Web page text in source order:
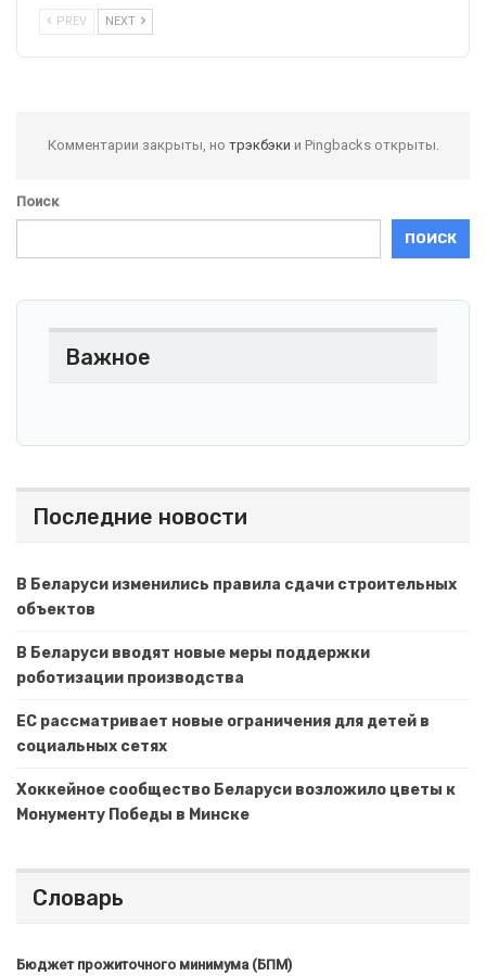
PREV NEXT
Комментарии закрыты, но трэкбэки и Pingbacks открыты.
Поиск
ПОИСК
Важное
Последние новости
В Беларуси изменились правила сдачи строительных
объектов
В Беларуси вводят новые меры поддержки
роботизации производства
ЕС рассматривает новые ограничения для детей в
социальных сетях
Хоккейное сообщество Беларуси возложило цветы к
Монументу Победы в Минске
Словарь
Бюджет прожиточного минимума (БПМ)